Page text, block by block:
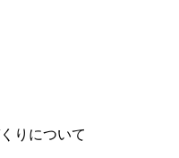
りについて